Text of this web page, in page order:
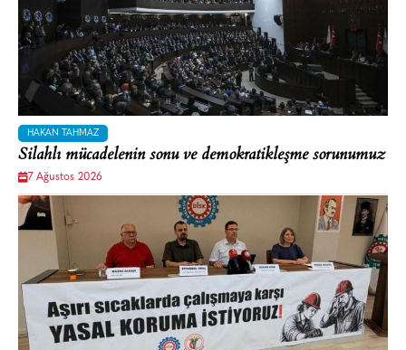
HAKAN TAHMAZ
Silahlı mücadelenin sonu ve demokratikleşme sorunumuz
7 Ağustos 2026